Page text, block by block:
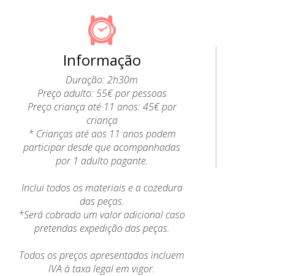
Informação
Duração: 2h30m
Preço adulto: 55€ por pessoas
Preço criança até 11 anos: 45€ por
criança
* Crianças até aos 11 anos podem
participar desde que acompanhadas
por 1 adulto pagante.
Inclui todos os materiais e a cozedura
das peças.
*Será cobrado um valor adicional caso
pretendas expedição das peças.
Todos os preços apresentados incluem
IVA à taxa legal em vigor.